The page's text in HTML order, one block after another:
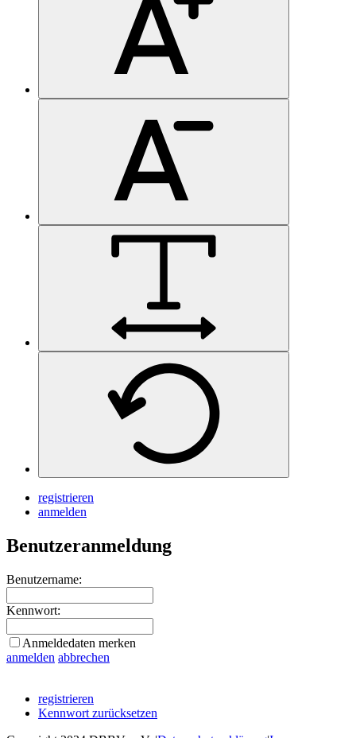
registrieren
anmelden
Benutzeranmeldung
Benutzername:
Kennwort:
Anmeldedaten merken
anmelden abbrechen
registrieren
Kennwort zurücksetzen